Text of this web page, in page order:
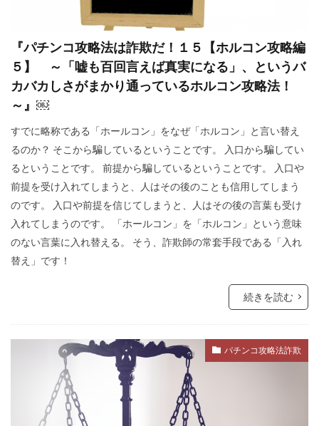
『パチンコ攻略法は詐欺だ！１５【ホルコン攻略編
５】 ～「嘘も百回言えば真実になる」、というバ
カバカしさがまかり通っているホルコン攻略法！
～』￼
すでに略称である「ホールコン」をなぜ「ホルコン」と言い替え
るのか？ そこから騙しているということです。 入口から騙してい
るということです。 前提から騙しているということです。 入口や
前提を受け入れてしまうと、人はその後のことも信用してしまう
のです。 入口や前提を信じてしまうと、人はその後の言葉も受け
入れてしまうのです。 「ホールコン」を「ホルコン」という意味
のない言葉に入れ替える。 そう、詐欺師の常套手段である「入れ
替え」です！
続きを読む
パチンコ攻略法詐欺
GHQ
CO²犯人説 COVID-19
CFR
CCP SARS-CoV-2
The Liberty
イベルメクチン
アダム・ヴァイスハウプト
イジメ
イエス・キリスト
アロハスピリット
アルツハイマー病
アメリカ合衆国選挙
アメリカ合衆国大統領選挙
アメリカ合衆国
アジェンダ２１
WCC
あきたこまち
YouTube
XBB型 WHO脱退
WHO
WHA
WGIP WEF
WCH
一般社団法人ワクチン問題研究会
ヴィクトリア女王
ワン・ワールド政府
ワクチン問題研究会
ワクチン
ローリー医師
ローマ教皇
ロックフェラー
ロシア大統領選挙